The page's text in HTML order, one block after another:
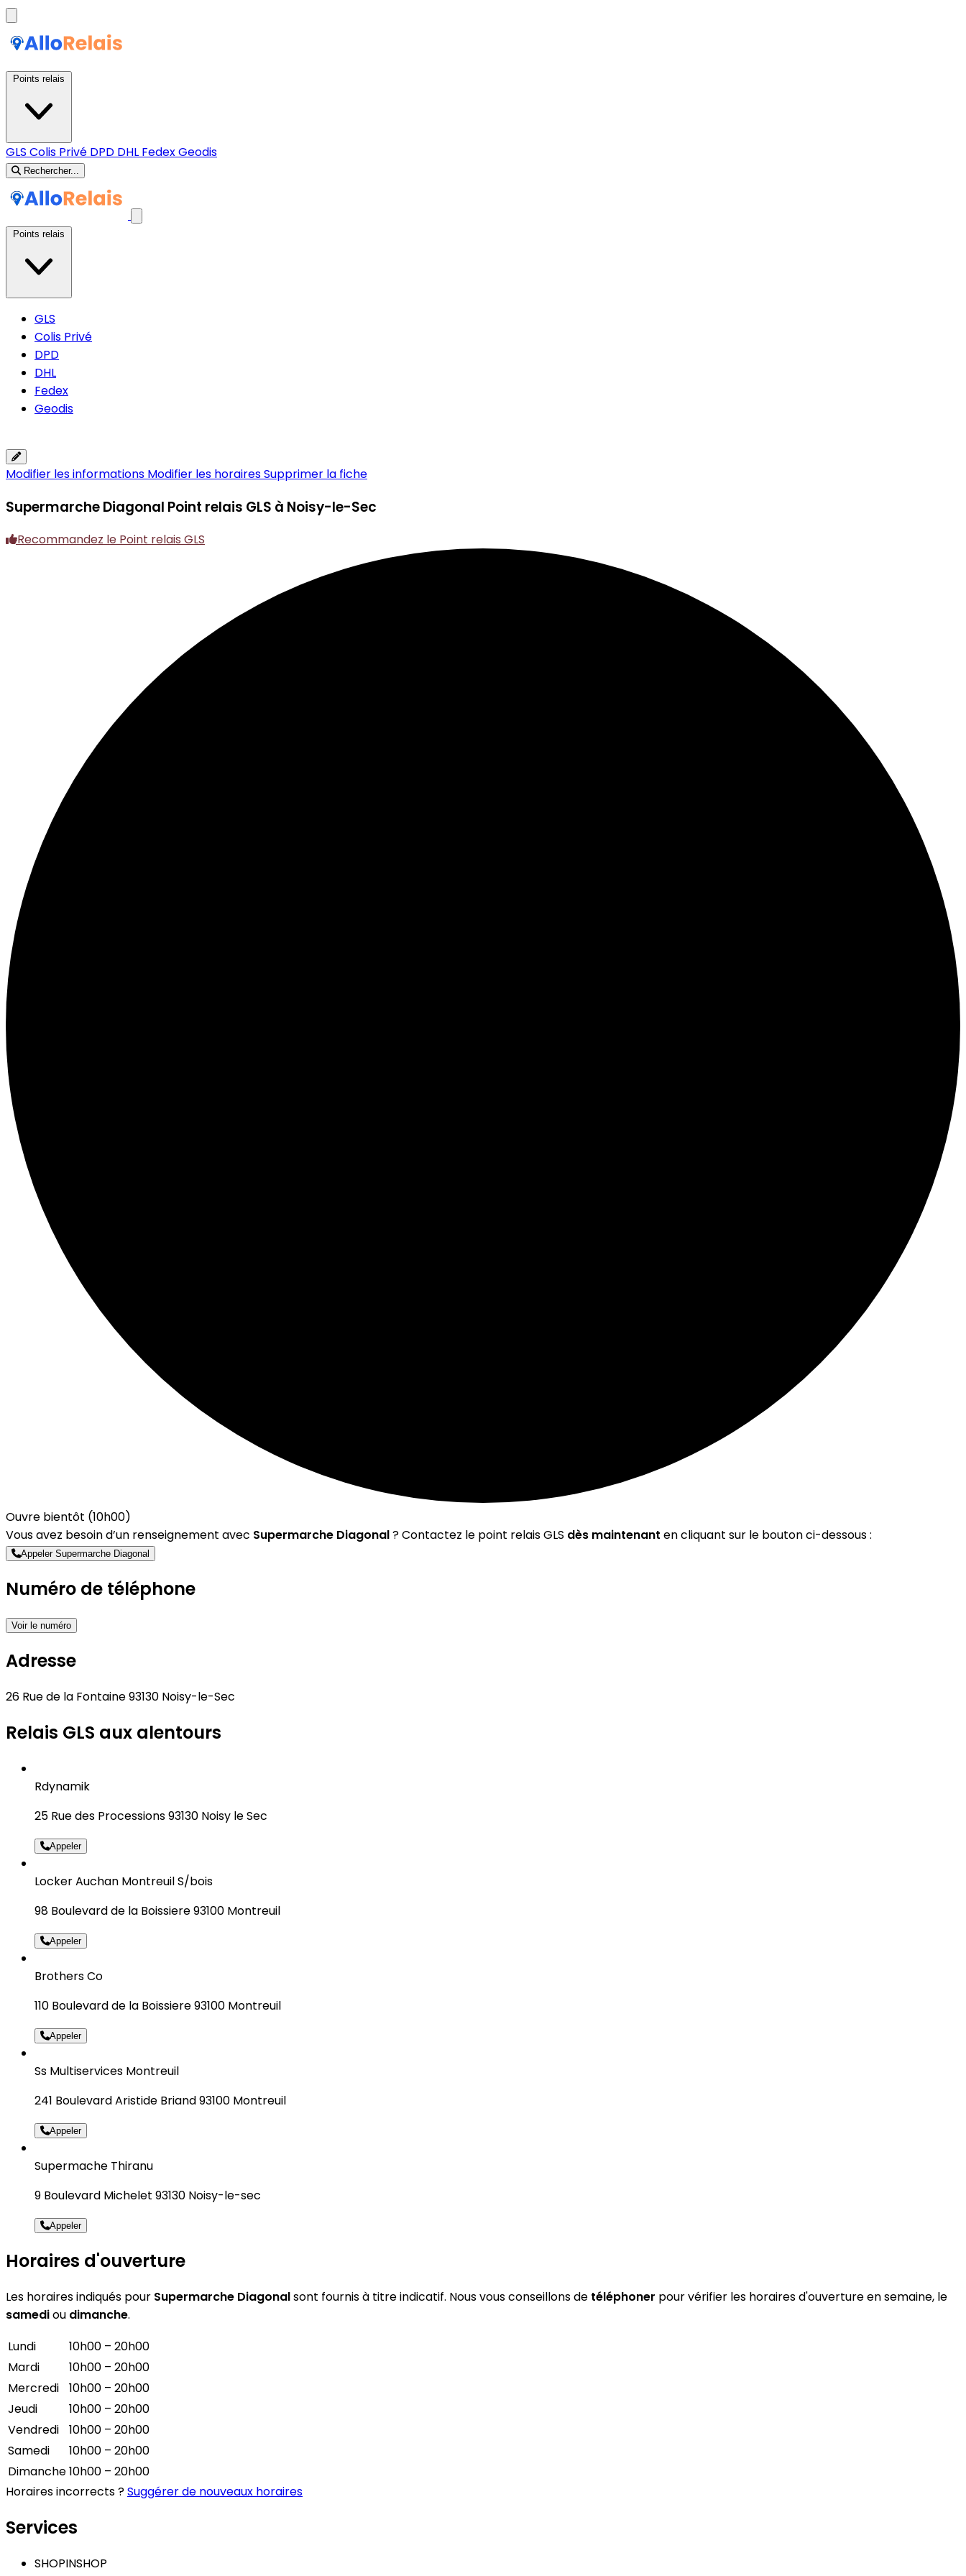
GLS Colis Privé DPD DHL FedexGeodis
Rechercher...
GLS
Colis Privé
DPD
DHL
Fedex
Geodis
Modifier les informations Modifier les horairesSupprimer la fiche
Supermarche Diagonal Point relais GLS à Noisy-le-Sec
Recommandez le Point relais GLS
Ouvre bientôt (10h00)
Vous avez besoin d’un renseignement avec Supermarche Diagonal? Contactez le point relais GLS dès maintenant en cliquant sur le bouton ci-dessous :
Appeler Supermarche Diagonal
Numéro de téléphone
Voir le numéro
Adresse
26 Rue de la Fontaine 93130 Noisy-le-Sec
Relais GLS aux alentours
Rdynamik
25 Rue des Processions 93130 Noisy le Sec
Appeler
Locker Auchan Montreuil S/bois
98 Boulevard de la Boissiere 93100 Montreuil
Appeler
Brothers Co
110 Boulevard de la Boissiere 93100 Montreuil
Appeler
Ss Multiservices Montreuil
241 Boulevard Aristide Briand 93100 Montreuil
Appeler
Supermache Thiranu
9 Boulevard Michelet 93130 Noisy-le-sec
Appeler
Horaires d'ouverture
Les horaires indiqués pour Supermarche Diagonalsont fournis à titre indicatif. Nous vous conseillons de téléphoner pour vérifier les horaires d'ouverture en semaine, le
samediou dimanche.
Lundi
10h00 – 20h00
Mardi
10h00 – 20h00
Mercredi
10h00 – 20h00
Jeudi
10h00 – 20h00
Vendredi
10h00 – 20h00
Samedi
10h00 – 20h00
Dimanche10h00 – 20h00
Horaires incorrects ?Suggérer de nouveaux horaires
Services
SHOPINSHOP